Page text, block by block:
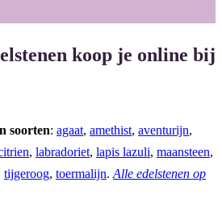
koop je online bij
soorten: agaat, amethist, aventurijn,
, labradoriet, lapis lazuli, maansteen,
tijgeroog, toermalijn. Alle edelstenen op